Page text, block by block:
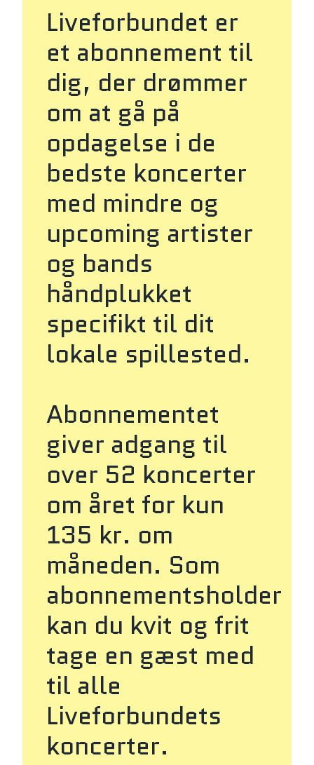
Liveforbundet er
et abonnement til
dig, der drømmer
om at gå på
opdagelse i de
bedste koncerter
med mindre og
upcoming artister
og bands
håndplukket
specifikt til dit
lokale spillested.
Abonnementet
giver adgang til
over 52 koncerter
om året for kun
135 kr. om
måneden. Som
abonnementsholder
kan du kvit og frit
tage en gæst med
til alle
Liveforbundets
koncerter.